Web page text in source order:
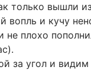
только вышли
вопль и кучу
не плохо
за угол и видим